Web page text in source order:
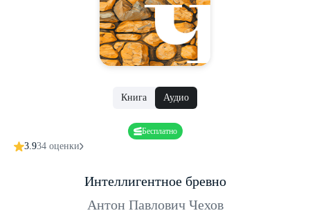
Книга Аудио
Бесплатно
3.934 оценки
Интеллигентное бревно
Антон Павлович Чехов